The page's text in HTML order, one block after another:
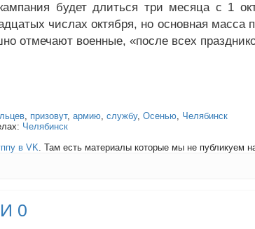
будет длиться три месяца с 1
числах октября, но основная масса
отмечают военные, «после всех
, призовут, армию, службу, Осенью, Челябинск
Челябинск
в VK. Там есть материалы которые мы не публикуем
0